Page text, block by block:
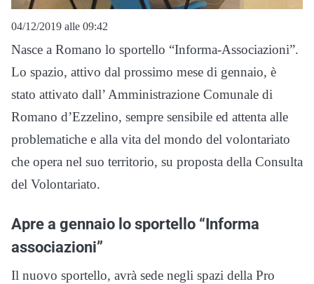
04/12/2019 alle 09:42
Nasce a Romano lo sportello “Informa-Associazioni”.
Lo spazio, attivo dal prossimo mese di gennaio, è
stato attivato dall’ Amministrazione Comunale di
Romano d’Ezzelino, sempre sensibile ed attenta alle
problematiche e alla vita del mondo del volontariato
che opera nel suo territorio, su proposta della Consulta
del Volontariato.
Apre a gennaio lo sportello “Informa
associazioni”
Il nuovo sportello, avrà sede negli spazi della Pro